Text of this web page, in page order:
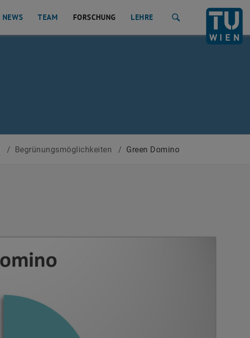
NEWS TEAM FORSCHUNG LEHRE
/ Begrünungsmöglichkeiten / Green Domino